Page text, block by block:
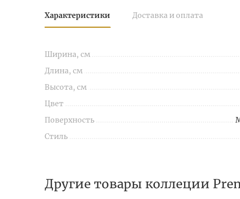
Характеристики Доставка и оплата
Ширина, см
Длина, см
Высота, см
Цвет
Поверхность
Стиль
Другие товары коллеции